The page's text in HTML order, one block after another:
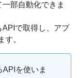
部自動化できま
で取得し、アプ
す。
を使いま